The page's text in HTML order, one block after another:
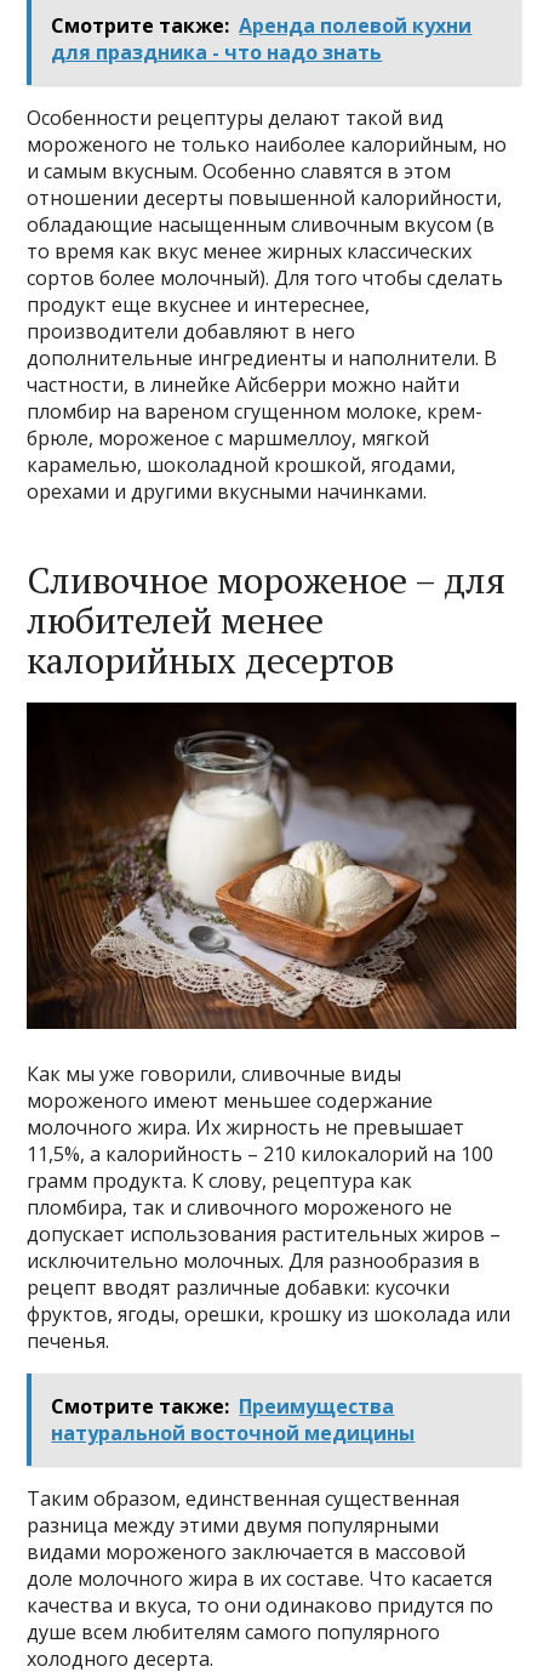
Смотрите также: Аренда полевой кухни
для праздника - что надо знать
Особенности рецептуры делают такой вид
мороженого не только наиболее калорийным, но
и самым вкусным. Особенно славятся в этом
отношении десерты повышенной калорийности,
обладающие насыщенным сливочным вкусом (в
то время как вкус менее жирных классических
сортов более молочный). Для того чтобы сделать
продукт еще вкуснее и интереснее,
производители добавляют в него
дополнительные ингредиенты и наполнители. В
частности, в линейке Айсберри можно найти
пломбир на вареном сгущенном молоке, крем-
брюле, мороженое с маршмеллоу, мягкой
карамелью, шоколадной крошкой, ягодами,
орехами и другими вкусными начинками.
Сливочное мороженое – для
любителей менее
калорийных десертов
Как мы уже говорили, сливочные виды
мороженого имеют меньшее содержание
молочного жира. Их жирность не превышает
11,5%, а калорийность – 210 килокалорий на 100
грамм продукта. К слову, рецептура как
пломбира, так и сливочного мороженого не
допускает использования растительных жиров –
исключительно молочных. Для разнообразия в
рецепт вводят различные добавки: кусочки
фруктов, ягоды, орешки, крошку из шоколада или
печенья.
Смотрите также: Преимущества
натуральной восточной медицины
Таким образом, единственная существенная
разница между этими двумя популярными
видами мороженого заключается в массовой
доле молочного жира в их составе. Что касается
качества и вкуса, то они одинаково придутся по
душе всем любителям самого популярного
холодного десерта.